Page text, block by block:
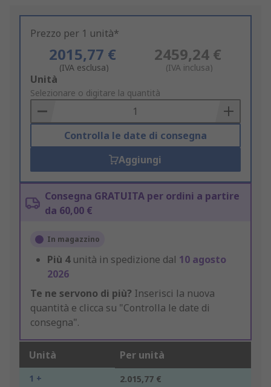
Prezzo per 1 unità*
2015,77 €
(IVA esclusa)
2459,24 €
(IVA inclusa)
Add
to
Basket
Unità
Selezionare o digitare la quantità
Controlla le date di consegna
Aggiungi
Consegna GRATUITA per ordini a partire
da 60,00 €
In magazzino
Più 4 unità in spedizione dal 10 agosto
2026
Te ne servono di più? Inserisci la nuova
quantità e clicca su "Controlla le date di
consegna".
Unità Per unità
1 + 2.015,77 €